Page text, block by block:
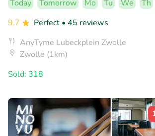
Today Tomorrow Mo Tu We Th
9.7
Perfect • 45 reviews
AnyTyme Lubeckplein Zwolle
Zwolle (1km)
Sold: 318